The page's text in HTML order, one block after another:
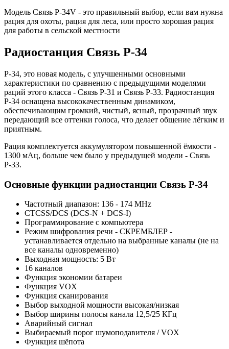
Модель Связь Р-34V - это правильный выбор, если вам нужна
рация для охоты, рация для леса, или просто хорошая рация
для работы в сельской местности
Радиостанция Связь P-34
Р-34, это новая модель, с улучшенными основными
характеристики по сравнению с предыдущими моделями
раций этого класса - Связь Р-31 и Связь Р-33. Радиостанция
Р-34 оснащена высококачественным динамиком,
обеспечивающим громкий, чистый, ясный, прозрачный звук
передающий все оттенки голоса, что делает общение лёгким и
приятным.
Рация комплектуется аккумулятором повышенной ёмкости -
1300 мАц, больше чем было у предыдущей модели - Связь
Р-33.
Основные функции радиостанции Связь Р-34
Частотный диапазон: 136 - 174 MHz
CTCSS/DCS (DCS-N + DCS-I)
Программирование с компьютера
Режим шифрования речи - СКРЕМБЛЕР -
устанавливается отдельно на выбранные каналы (не на
все каналы одновременно)
Выходная мощность: 5 Вт
16 каналов
Функция экономии батареи
Функция VOX
Функция сканирования
Выбор выходной мощности высокая/низкая
Выбор ширины полосы канала 12,5/25 КГц
Аварийный сигнал
Выбираемый порог шумоподавителя / VOX
Функция шёпота